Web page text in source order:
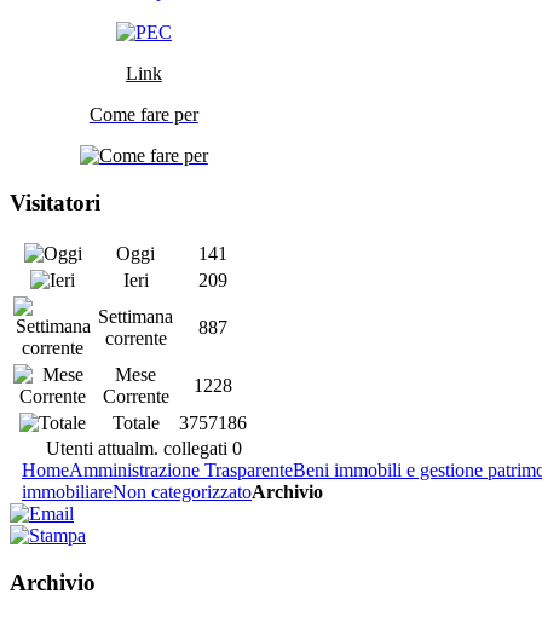
Link
Come fare per
Visitatori
Oggi
141
Ieri
209
Settimana
corrente
887
Mese
Corrente
1228
Totale
3757186
Utenti attualm. collegati 0
HomeAmministrazione TrasparenteBeni immobili e gestione
immobiliareNon categorizzatoArchivio
Archivio